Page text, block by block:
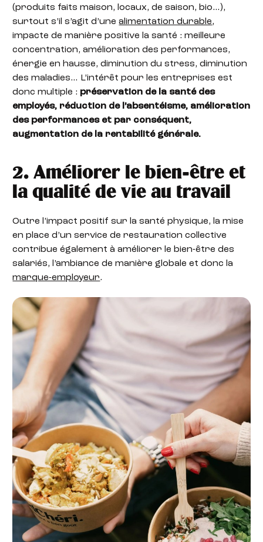
(produits faits maison, locaux, de saison, bio…),
surtout s’il s’agit d’unealimentation durable,
impacte de manière positive la santé : meilleure
concentration, amélioration des performances,
énergie en hausse, diminution du stress, diminution
des maladies… L’intérêt pour les entreprises est
donc multiple : préservation de la santé des
employés, réduction de l’absentéisme, amélioration
des performances et par conséquent,
augmentation de la rentabilité générale.
2. Améliorer le bien-être et
la qualité de vie au travail
Outre l’impact positif sur la santé physique, la mise
en place d’un service de restauration collective
contribue également à améliorer le bien-être des
salariés, l’ambiance de manière globale et donc la
marque-employeur.